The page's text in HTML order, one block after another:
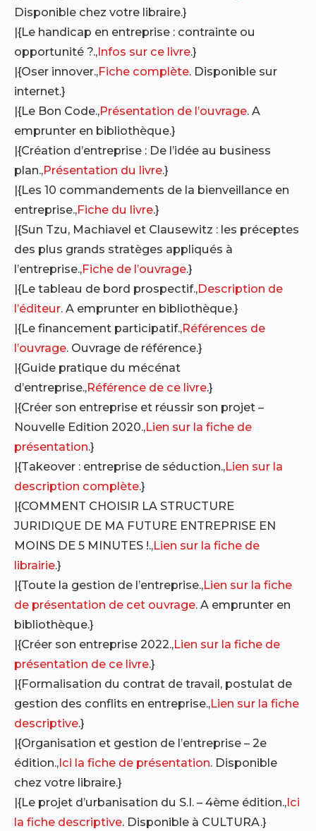
Disponible chez votre libraire.}
|{Le handicap en entreprise : contrainte ou
opportunité ?.,Infos sur ce livre.}
|{Oser innover.,Fiche complète. Disponible sur
internet.}
|{Le Bon Code.,Présentation de l’ouvrage. A
emprunter en bibliothèque.}
|{Création d’entreprise : De l’idée au business
plan.,Présentation du livre.}
|{Les 10 commandements de la bienveillance en
entreprise.,Fiche du livre.}
|{Sun Tzu, Machiavel et Clausewitz : les préceptes
des plus grands stratèges appliqués à
l’entreprise.,Fiche de l’ouvrage.}
|{Le tableau de bord prospectif.,Description de
l’éditeur. A emprunter en bibliothèque.}
|{Le financement participatif.,Références de
l’ouvrage. Ouvrage de référence.}
|{Guide pratique du mécénat
d’entreprise.,Référence de ce livre.}
|{Créer son entreprise et réussir son projet –
Nouvelle Edition 2020.,Lien sur la fiche de
présentation.}
|{Takeover : entreprise de séduction.,Lien sur la
description complète.}
|{COMMENT CHOISIR LA STRUCTURE
JURIDIQUE DE MA FUTURE ENTREPRISE EN
MOINS DE 5 MINUTES !.,Lien sur la fiche de
librairie.}
|{Toute la gestion de l’entreprise.,Lien sur la fiche
de présentation de cet ouvrage. A emprunter en
bibliothèque.}
|{Créer son entreprise 2022.,Lien sur la fiche de
présentation de ce livre.}
|{Formalisation du contrat de travail, postulat de
gestion des conflits en entreprise.,Lien sur la fiche
descriptive.}
|{Organisation et gestion de l’entreprise – 2e
édition.,Ici la fiche de présentation. Disponible
chez votre libraire.}
|{Le projet d’urbanisation du S.I. – 4ème édition.,Ici
la fiche descriptive. Disponible à CULTURA.}